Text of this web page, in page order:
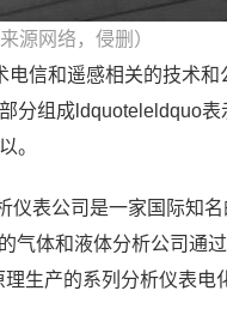
来源网络，侵删）
信和遥感相关的技术
分组成ldquoteleldquo
。
表公司是一家国际知
气体和液体分析公司通
生产的系列分析仪表电